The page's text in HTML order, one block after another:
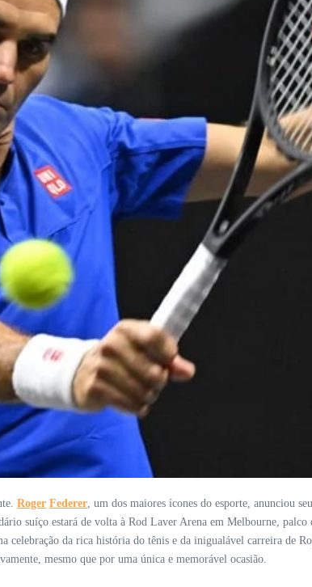
Roger Federer, um dos maiores ícones do esporte, anunciou
suíço estará de volta à Rod Laver Arena em Melbourne,
da rica história do tênis e da inigualável carreira de
mesmo que por uma única e memorável ocasião.